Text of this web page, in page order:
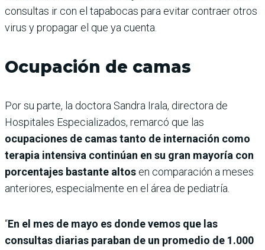
consultas ir con el tapabocas para evitar contraer otros
virus y propagar el que ya cuenta.
Ocupación de camas
Por su parte, la doctora Sandra Irala, directora de
Hospitales Especializados, remarcó que las
ocupaciones de camas tanto de internación como
terapia intensiva continúan en su gran mayoría con
porcentajes bastante altos en comparación a meses
anteriores, especialmente en el área de pediatría.
“En el mes de mayo es donde vemos que las
consultas diarias paraban de un promedio de 1.000